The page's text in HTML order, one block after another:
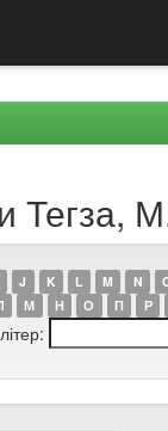
Тегза,
J K L M N
М Н О П Р